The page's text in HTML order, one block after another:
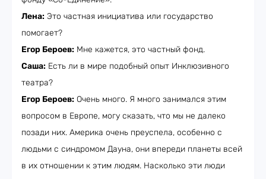
Лена: Это частная инициатива или государство
помогает?
Егор Бероев: Мне кажется, это частный фонд.
Саша: Есть ли в мире подобный опыт Инклюзивного
театра?
Егор Бероев: Очень много. Я много занимался этим
вопросом в Европе, могу сказать, что мы не далеко
позади них. Америка очень преуспела, особенно с
людьми с синдромом Дауна, они впереди планеты всей
в их отношении к этим людям. Насколько эти люди